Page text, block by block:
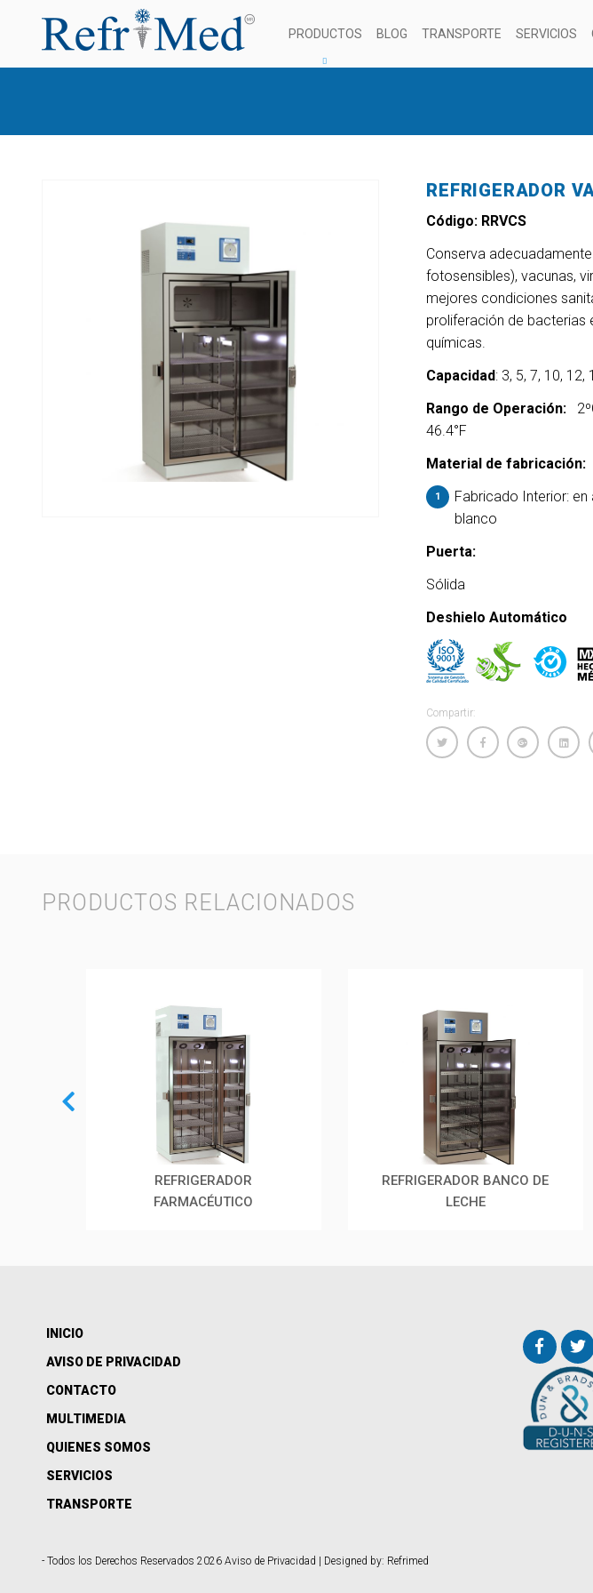
PRODUCTOS BLOG TRANSPORTE SERVICIOS
REFRIGERADOR
Código: RRVCS
Conserva
fotosensibles), vacunas,
mejores condiciones
proliferación de bacterias
químicas.
Capacidad: 3, 5, 7, 10, 12,
Rango de Operación:
46.4°F
Material de fabricación:
Fabricado Interior:
blanco
Puerta:
Sólida
Deshielo Automático
Compartir:
PRODUCTOS RELACIONADOS
REFRIGERADOR
FARMACÉUTICO
REFRIGERADOR BANCO DE
LECHE
INICIO
AVISO DE PRIVACIDAD
CONTACTO
MULTIMEDIA
QUIENES SOMOS
SERVICIOS
TRANSPORTE
- Todos los Derechos Reservados 2026 Aviso de Privacidad | Designed by: Refrimed